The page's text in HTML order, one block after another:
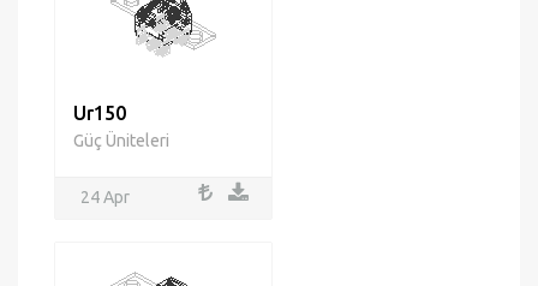
Ur150
Güç Üniteleri
24 Apr